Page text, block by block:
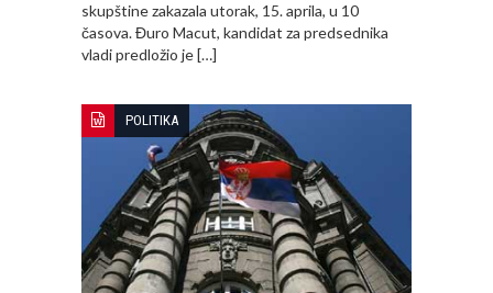
skupštine zakazala utorak, 15. aprila, u 10
časova. Đuro Macut, kandidat za predsednika
vladi predložio je […]
POLITIKA